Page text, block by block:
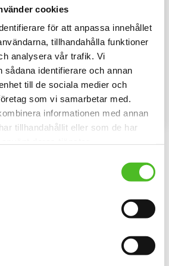
cookies
för att anpassa innehållet
tillhandahålla funktioner
analysera vår trafik. Vi
sådana identifierare och annan
till de sociala medier och
som vi samarbetar med.
informationen med annan
tillhandahållit eller som de har
ett
Lägg till i favoriter
Hoodie med Lapsk
Vallhund
Lapsk Vallhund tryckt på bröstet.
Motivstorlek ca 28x7 cm.
429SEK
Lägg
INFO